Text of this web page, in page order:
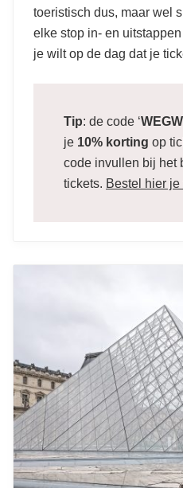
toeristisch dus, maar wel
elke stop in- en
je wilt op de dag dat je
Tip: de code ‘
je 10% korting op
code invullen bij het
tickets. Bestel hier